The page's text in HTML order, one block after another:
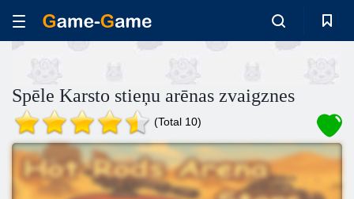
Spēle Karsto stieņu arēnas zvaigznes
(Total 10)